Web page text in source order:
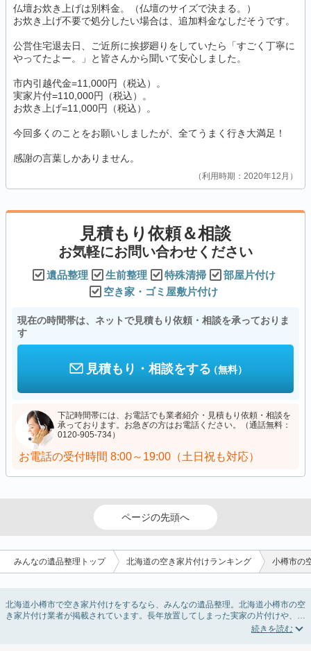
仏壇お炊き上げは別料金。（仏壇のサイズで決まる。）
お炊き上げ不要で処分したい場合は、追加料金なしだそうです。
公営住宅退去日、ご近所に挨拶廻りをしていたら「すごく丁寧に
やってたよー。」と皆さんから聞いて安心しました。
市内引越代金=11,000円（税込）。
実家片付=110,000円（税込）。
お炊き上げ=11,000円（税込）。
今回多くのことをお願いしましたが、全てうまく行き大満足！
感謝の言葉しかありません。
利用時期：2020年12月
見積もり依頼＆相談
お気軽にお問い合わせください
遺品整理 生前整理 特殊清掃
部屋片付け
空き家・ゴミ屋敷片付け
現在の時間帯は、ネットで見積もり依頼・相談を承っておりま
す
見積もり・相談をする（無料）
下記時間帯には、お電話でも業者紹介・見積もり依頼・相談を
承っております。お急ぎの方はお電話ください。（通話無料：
0120-905-734）
お電話の受付時間 8:00～19:00（土日祝も対応）
ページの先頭へ
みんなの遺品整理トップ 北海道の空き家片付けランキング 小樽市の
北海道小樽市で空き家片付けをするなら、みんなの遺品整理。北海道小樽市の空
き家片付け業者が掲載されています。長年放置してしまった実家の片付けや、相
続したが住む予定のない親の家の不用品の処分・回収・引き取りまで対応してい